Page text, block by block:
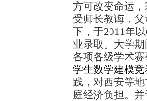
方可改变命运
受师长教诲，
下，于2011年以
业录取。大学
各项各级学术
学生数学建模竞
践，对西安等
庭经济负担。并